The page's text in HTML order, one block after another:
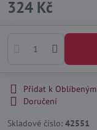
324 Kč
Přidat k Oblíbeným
Doručení
Skladové číslo: 42551